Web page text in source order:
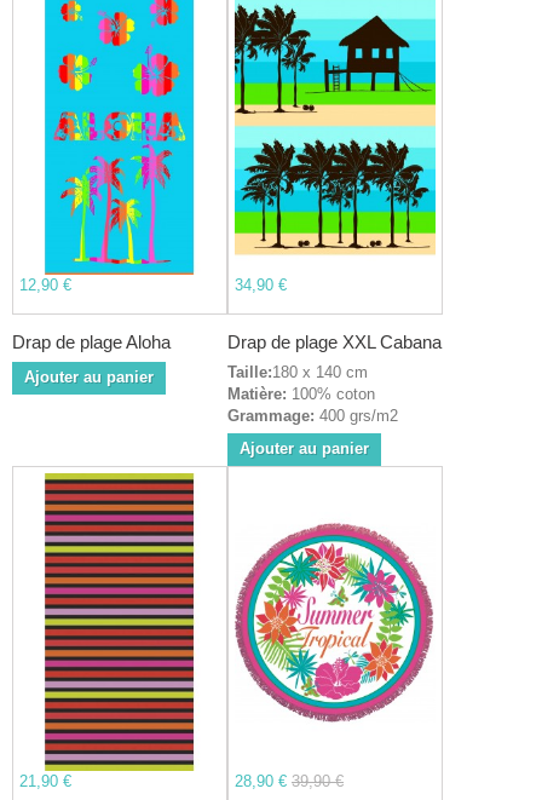
12,90 €
Drap de plage Aloha
Ajouter au panier
34,90 €
Drap de plage XXL Cabana
Taille:180 x 140 cm
Matière: 100% coton
Grammage: 400 grs/m2
Ajouter au panier
21,90 € 28,90 € 39,90 €